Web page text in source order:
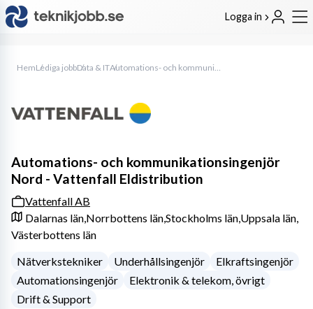
Logga in
HemLediga jobbData & IT Automations- och kommunikationsingenjör Nord - Vattenfall Eldistribution
Automations- och kommunikationsingenjör
Nord - Vattenfall Eldistribution
Vattenfall AB
Dalarnas län,Norrbottens län,Stockholms län,Uppsala län,
Västerbottens län
Nätverkstekniker
Underhållsingenjör
Elkraftsingenjör
Automationsingenjör
Elektronik & telekom, övrigt
Drift & Support